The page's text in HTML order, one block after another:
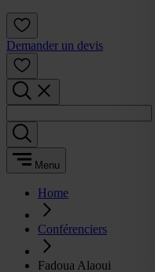
Demander un devis
Menu
Home
Conférenciers
Fadoua Alaoui